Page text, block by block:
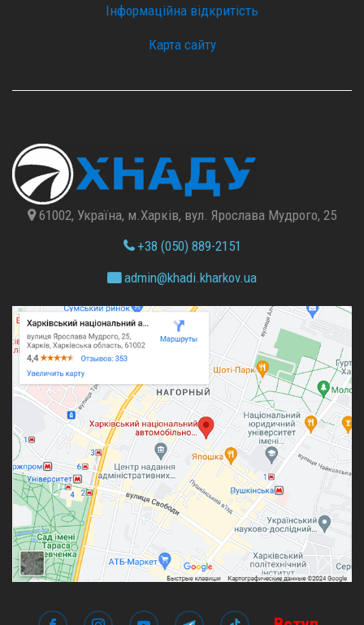
Інформаційна відкритість
Карта сайту
61002, Україна, м.Харків, вул. Ярослава Мудрого, 25
+38 (050) 889-2151
admin@khadi.kharkov.ua